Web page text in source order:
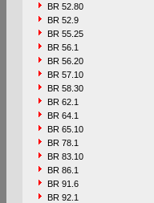
BR 52.80
BR 52.9
BR 55.25
BR 56.1
BR 56.20
BR 57.10
BR 58.30
BR 62.1
BR 64.1
BR 65.10
BR 78.1
BR 83.10
BR 86.1
BR 91.6
BR 92.1